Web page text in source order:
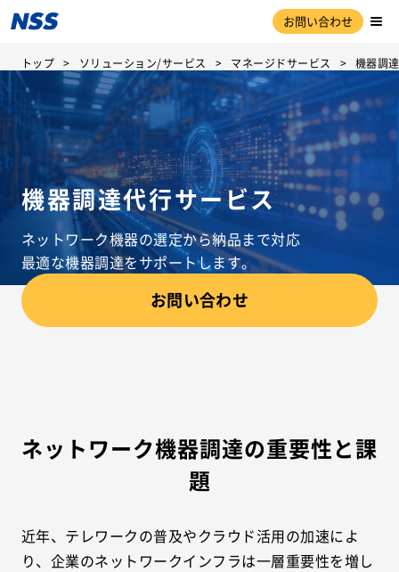
お問い合わせ
トップ ソリューション/サービス マネージドサービス 機器調
機器調達代行サービス
ネットワーク機器の選定から納品まで対応
最適な機器調達をサポートします。
お問い合わせ
ネットワーク機器調達の重要性と課
題
近年、テレワークの普及やクラウド活用の加速によ
り、企業のネットワークインフラは一層重要性を増し